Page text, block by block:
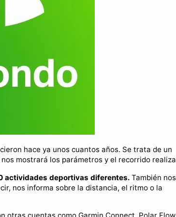
hace ya unos cuantos años. Se trata de un
mostrará los parámetros y el recorrido
actividades deportivas diferentes. También nos
nos informa sobre la distancia, el ritmo o la